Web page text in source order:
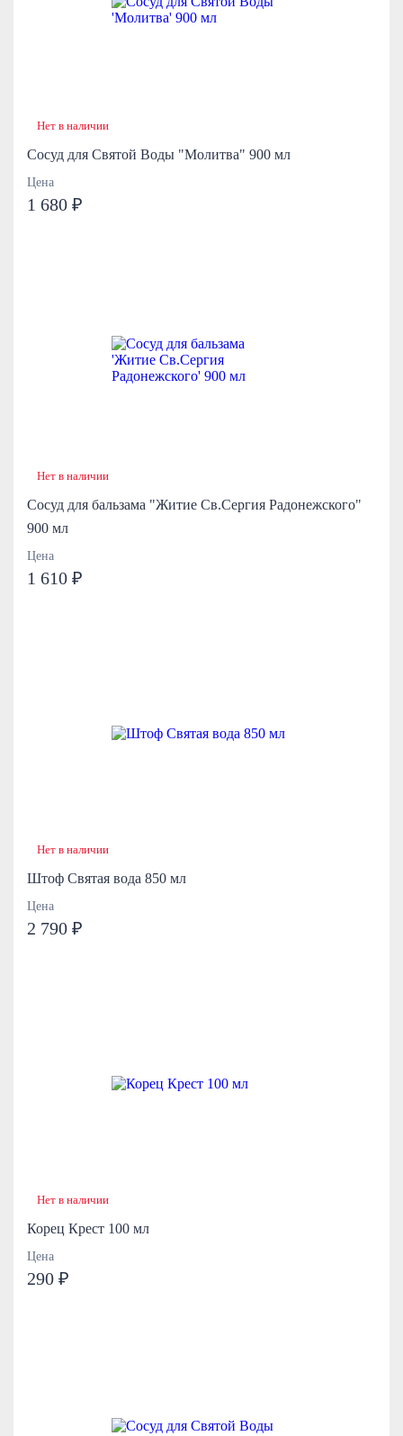
Нет в наличии
Сосуд для Святой Воды "Молитва" 900 мл
Цена
1 680 ₽
Нет в наличии
Сосуд для бальзама "Житие Св.Сергия Радонежского"
900 мл
Цена
1 610 ₽
Нет в наличии
Штоф Святая вода 850 мл
Цена
2 790 ₽
Нет в наличии
Корец Крест 100 мл
Цена
290 ₽